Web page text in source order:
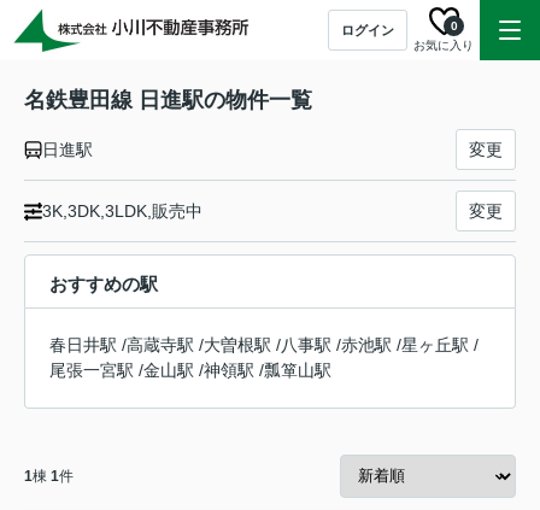
ログイン
お気に入り
0
名鉄豊田線 日進駅の物件一覧
日進駅 変更
3K,3DK,3LDK,販売中 変更
おすすめの駅
春日井駅 /高蔵寺駅 /大曽根駅 /八事駅 /赤池駅 /星ヶ丘駅 /
尾張一宮駅 /金山駅 /神領駅 /瓢箪山駅
1棟 1件